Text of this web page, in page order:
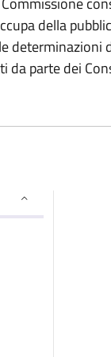
della
determinazioni
da parte dei